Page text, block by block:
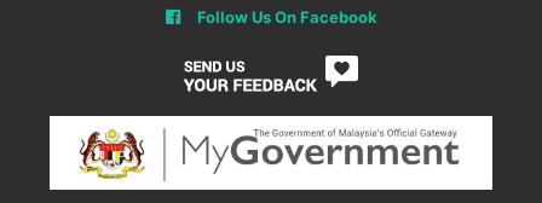
Follow Us On Facebook